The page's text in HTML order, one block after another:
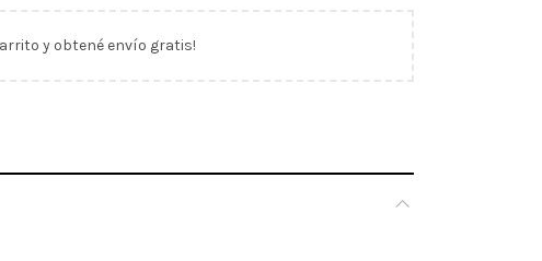
y obtené envío gratis!